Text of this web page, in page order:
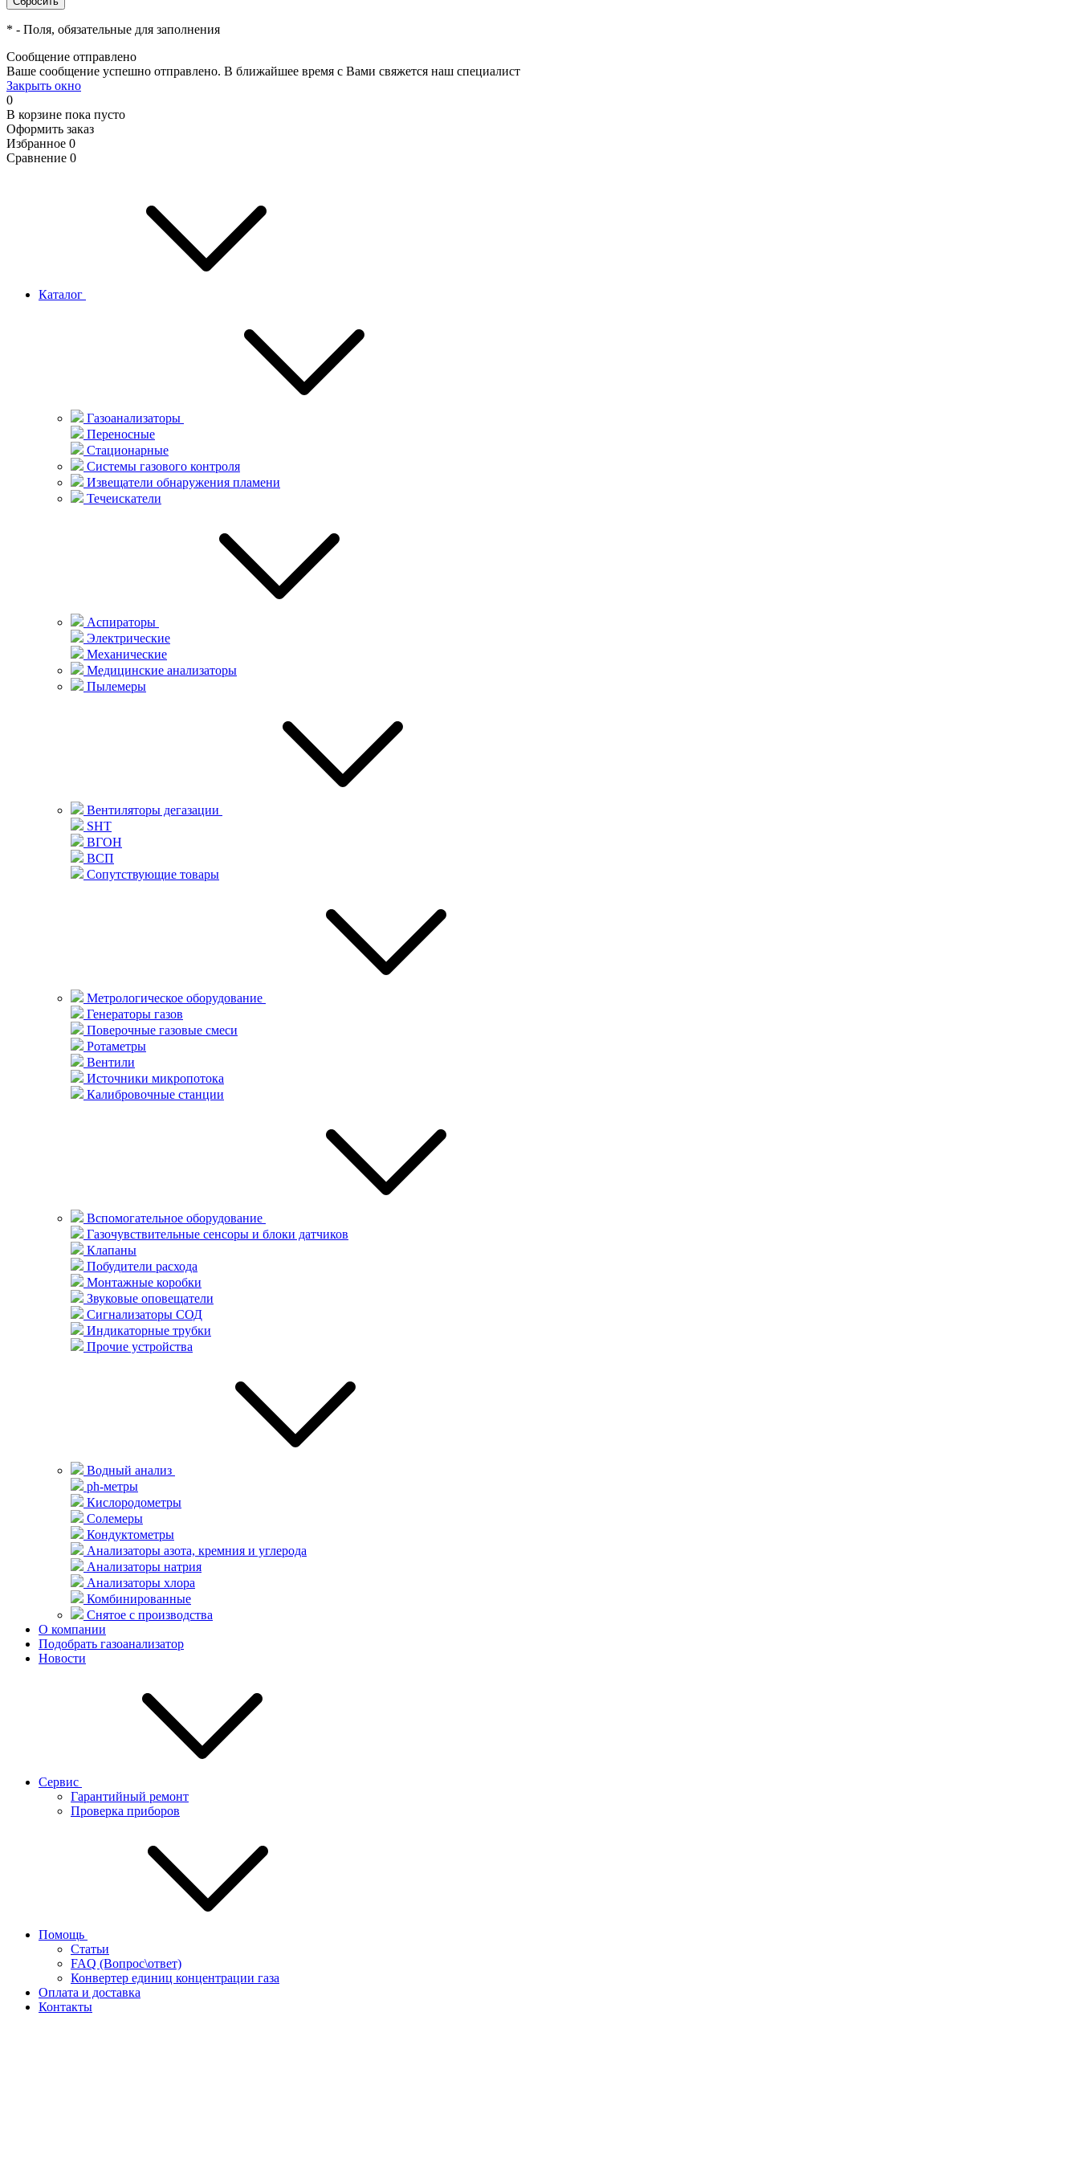
* - Поля, обязательные для заполнения
Сообщение отправлено
Ваше сообщение успешно отправлено. В ближайшее время с Вами свяжется наш специалист
Закрыть окно
0
В корзине пока пусто
Оформить заказ
Избранное 0
Сравнение 0
Каталог
Газоанализаторы
Переносные
Стационарные
Системы газового контроля
Извещатели обнаружения пламени
Течеискатели
Аспираторы
Электрические
Механические
Медицинские анализаторы
Пылемеры
Вентиляторы дегазации
SHT
ВГОН
ВСП
Сопутствующие товары
Метрологическое оборудование
Генераторы газов
Поверочные газовые смеси
Ротаметры
Вентили
Источники микропотока
Калибровочные станции
Вспомогательное оборудование
Газочувствительные сенсоры и блоки датчиков
Клапаны
Побудители расхода
Монтажные коробки
Звуковые оповещатели
Сигнализаторы СОД
Индикаторные трубки
Прочие устройства
Водный анализ
ph-метры
Кислородометры
Солемеры
Кондуктометры
Анализаторы азота, кремния и углерода
Анализаторы натрия
Анализаторы хлора
Комбинированные
Снятое с производства
О компании
Подобрать газоанализатор
Новости
Сервис
Гарантийный ремонт
Проверка приборов
Помощь
Статьи
FAQ (Вопрос\ответ)
Конвертер единиц концентрации газа
Оплата и доставка
Контакты